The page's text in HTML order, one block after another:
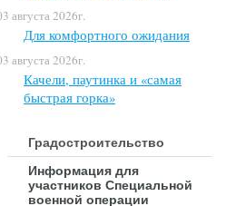
августа 2026г.
Для комфортного ожидания
августа 2026г.
Качели, паутинка и «самая
быстрая горка»
Градостроительство
Информация для
участников Специальной
военной операции